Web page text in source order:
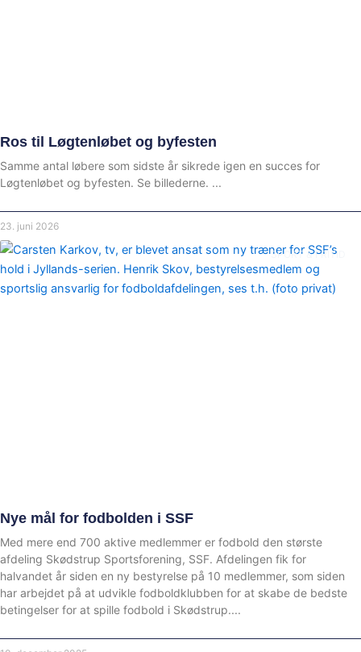
Ros til Løgtenløbet og byfesten
Samme antal løbere som sidste år sikrede igen en succes for
Løgtenløbet og byfesten. Se billederne.
23. juni 2026
SPORT & FRITID
Nye mål for fodbolden i SSF
Med mere end 700 aktive medlemmer er fodbold den største
afdeling Skødstrup Sportsforening, SSF. Afdelingen fik for
halvandet år siden en ny bestyrelse på 10 medlemmer, som siden
har arbejdet på at udvikle fodboldklubben for at skabe de bedste
betingelser for at spille fodbold i Skødstrup.